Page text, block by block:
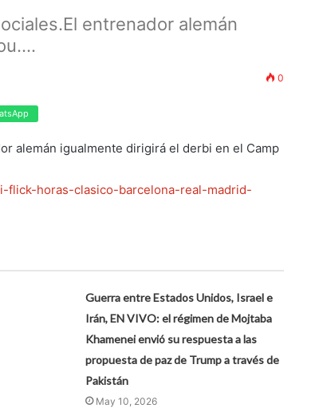
entrenador alemán
0
alemán igualmente dirigirá el derbi en el Camp
flick-horas-clasico-barcelona-real-madrid-
Guerra entre Estados Unidos, Israel e
Irán, EN VIVO: el régimen de Mojtaba
Khamenei envió su respuesta a las
propuesta de paz de Trump a través de
Pakistán
May 10, 2026